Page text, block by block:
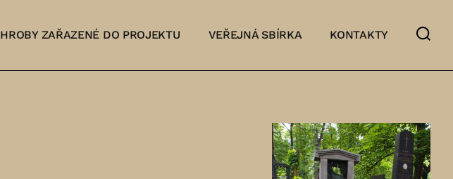
HROBY ZAŘAZENÉ DO PROJEKTU VEŘEJNÁ SBÍRKA KONTAKTY